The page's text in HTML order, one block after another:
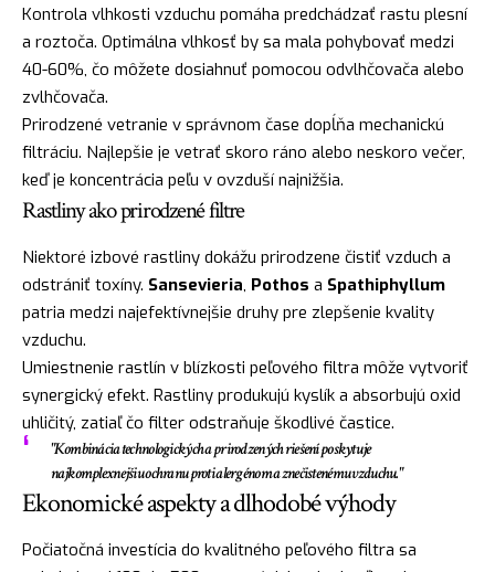
Kontrola vlhkosti vzduchu pomáha predchádzať rastu plesní
a roztoča. Optimálna vlhkosť by sa mala pohybovať medzi
40-60%, čo môžete dosiahnuť pomocou odvlhčovača alebo
zvlhčovača.
Prirodzené vetranie v správnom čase dopĺňa mechanickú
filtráciu. Najlepšie je vetrať skoro ráno alebo neskoro večer,
keď je koncentrácia peľu v ovzduší najnižšia.
Rastliny ako prirodzené filtre
Niektoré izbové rastliny dokážu prirodzene čistiť vzduch a
odstrániť toxíny. Sansevieria, Pothos a Spathiphyllum
patria medzi najefektívnejšie druhy pre zlepšenie kvality
vzduchu.
Umiestnenie rastlín v blízkosti peľového filtra môže vytvoriť
synergický efekt. Rastliny produkujú kyslík a absorbujú oxid
uhličitý, zatiaľ čo filter odstraňuje škodlivé častice.
"Kombinácia technologických a prirodzených riešení poskytuje
najkomplexnejšiu ochranu proti alergénom a znečistenému vzduchu."
Ekonomické aspekty a dlhodobé výhody
Počiatočná investícia do kvalitného peľového filtra sa